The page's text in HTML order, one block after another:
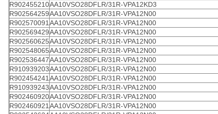
R902455210AA10VSO28DFLR/31R-VPA12KD3
R902564259AA10VSO28DFLR/31R-VPA12N00
R902570091AA10VSO28DFLR/31R-VPA12N00
R902569429AA10VSO28DFLR/31R-VPA12N00
R902560625AA10VSO28DFLR/31R-VPA12N00
R902548065AA10VSO28DFLR/31R-VPA12N00
R902536447AA10VSO28DFLR/31R-VPA12N00
R910939203AA10VSO28DFLR/31R-VPA12N00
R902454241AA10VSO28DFLR/31R-VPA12N00
R910939243AA10VSO28DFLR/31R-VPA12N00
R902460920AA10VSO28DFLR/31R-VPA12N00
R902460921AA10VSO28DFLR/31R-VPA12N00